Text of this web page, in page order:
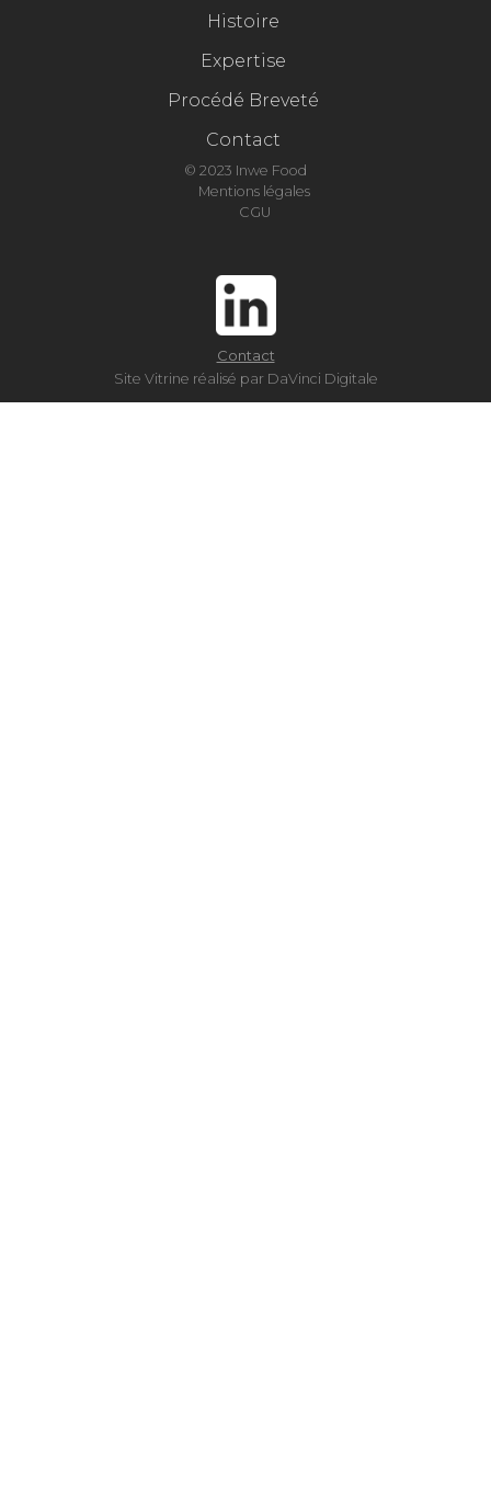
Histoire
Expertise
Procédé Breveté
Contact
© 2023 Inwe Food
Mentions légales
CGU
Site Vitrine réalisé par DaVinci Digitale
Contact